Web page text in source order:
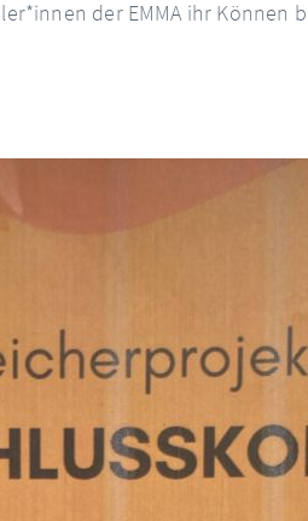
der EMMA ihr Können